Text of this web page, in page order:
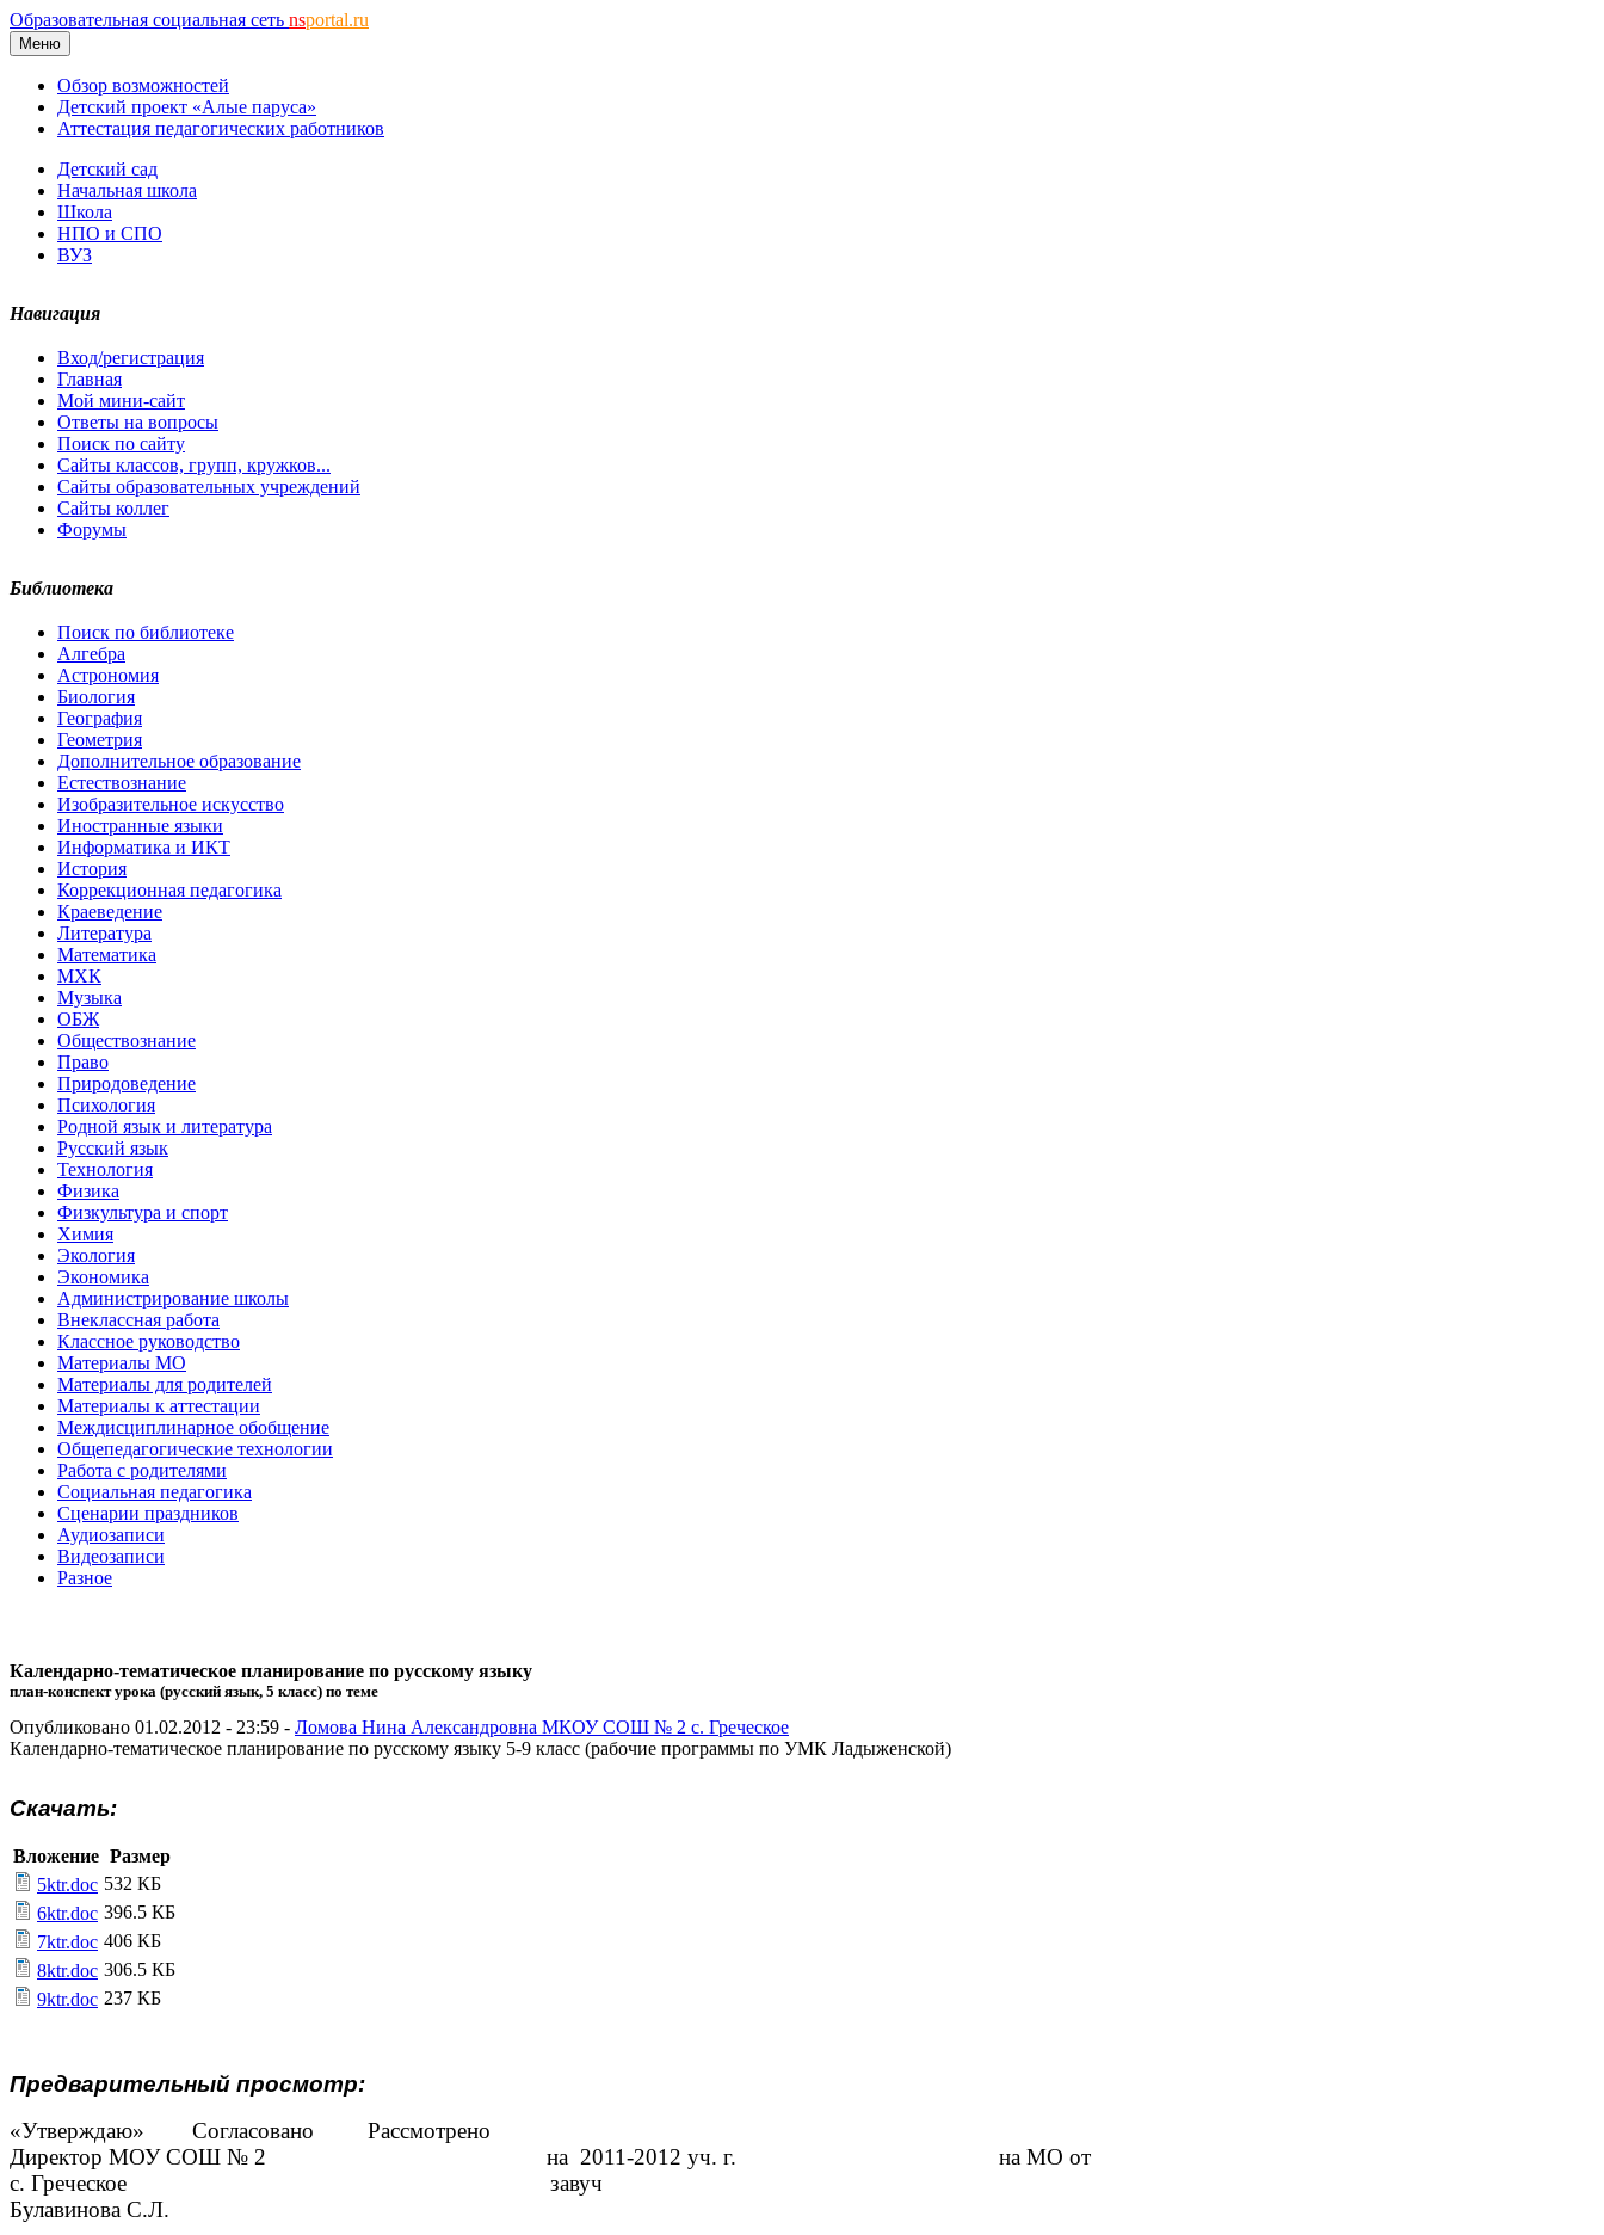
Образовательная социальная сеть nsportal.ru
Меню
Обзор возможностей
Детский проект «Алые паруса»
Аттестация педагогических работников
Детский сад
Начальная школа
Школа
НПО и СПО
ВУЗ
Навигация
Вход/регистрация
Главная
Мой мини-сайт
Ответы на вопросы
Поиск по сайту
Сайты классов, групп, кружков...
Сайты образовательных учреждений
Сайты коллег
Форумы
Библиотека
Поиск по библиотеке
Алгебра
Астрономия
Биология
География
Геометрия
Дополнительное образование
Естествознание
Изобразительное искусство
Иностранные языки
Информатика и ИКТ
История
Коррекционная педагогика
Краеведение
Литература
Математика
МХК
Музыка
ОБЖ
Обществознание
Право
Природоведение
Психология
Родной язык и литература
Русский язык
Технология
Физика
Физкультура и спорт
Химия
Экология
Экономика
Администрирование школы
Внеклассная работа
Классное руководство
Материалы МО
Материалы для родителей
Материалы к аттестации
Междисциплинарное обобщение
Общепедагогические технологии
Работа с родителями
Социальная педагогика
Сценарии праздников
Аудиозаписи
Видеозаписи
Разное
Календарно-тематическое планирование по русскому языку
план-конспект урока (русский язык, 5 класс) по теме
Опубликовано 01.02.2012 - 23:59 - Ломова Нина Александровна МКОУ СОШ № 2 с. Греческое
Календарно-тематическое планирование по русскому языку 5-9 класс (рабочие программы по УМК Ладыженской)
Скачать:
Вложение Размер
5ktr.doc 532 КБ
6ktr.doc 396.5 КБ
7ktr.doc 406 КБ
8ktr.doc 306.5 КБ
9ktr.doc 237 КБ
Предварительный просмотр:
«Утверждаю» Согласовано Рассмотрено
Директор МОУ СОШ № 2 на 2011-2012 уч. г. на МО от
с. Греческое завуч
Булавинова С.Л.